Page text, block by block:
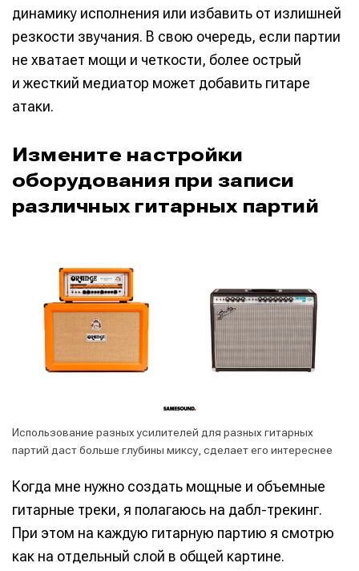
динамику исполнения или избавить от излишней
резкости звучания. В свою очередь, если партии
не хватает мощи и четкости, более острый
и жесткий медиатор может добавить гитаре
атаки.
Измените настройки
оборудования при записи
различных гитарных партий
Использование разных усилителей для разных гитарных
партий даст больше глубины миксу, сделает его интереснее
Когда мне нужно создать мощные и объемные
гитарные треки, я полагаюсь на дабл-трекинг.
При этом на каждую гитарную партию я смотрю
как на отдельный слой в общей картине.